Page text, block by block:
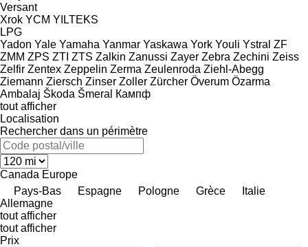
Versant
Xrok YCM YILTEKS
LPG
Yadon Yale Yamaha Yanmar Yaskawa York Youli Ystral ZF
ZMM ZPS ZTI ZTS Zalkin Zanussi Zayer Zebra Zechini Zeiss
Zelfir Zentex Zeppelin Zerma Zeulenroda Ziehl-Abegg
Ziemann Ziersch Zinser Zoller Zürcher Överum Özarma
Ambalaj Škoda Šmeral
Кампф
tout afficher
Localisation
Rechercher dans un périmètre
Canada Europe
Pays-Bas
Espagne Pologne Grèce
Italie
Allemagne
tout afficher
tout afficher
Prix